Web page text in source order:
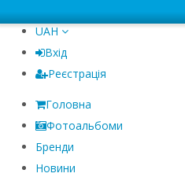
UAH
Вхід
Реєстрація
Головна
Фотоальбоми
Бренди
Новини